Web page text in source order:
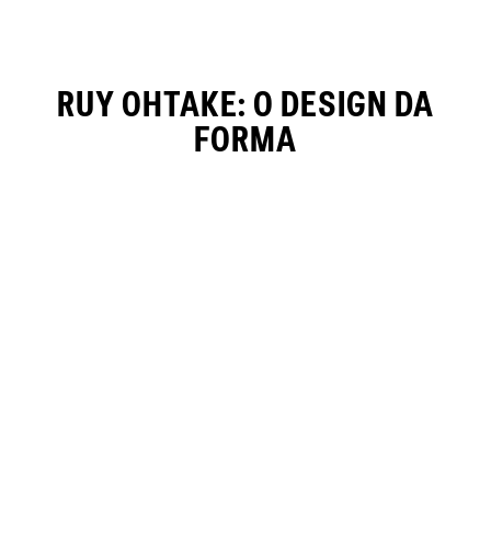
RUY OHTAKE: O DESIGN DA
FORMA